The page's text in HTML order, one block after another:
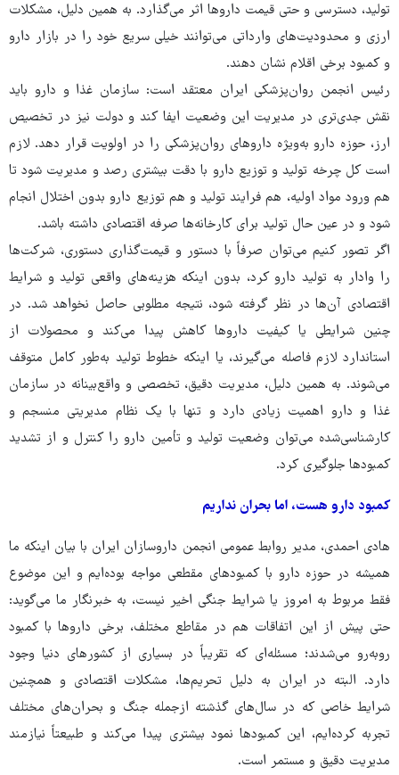
تولید، دسترسی و حتی قیمت داروها اثر می‌گذارد. به همین دلیل، مشکلات
ارزی و محدودیت‌های وارداتی می‌توانند خیلی سریع خود را در بازار دارو
و کمبود برخی اقلام نشان دهند.
رئیس انجمن روان‌پزشکی ایران معتقد است: سازمان غذا و دارو باید
نقش جدی‌تری در مدیریت این وضعیت ایفا کند و دولت نیز در تخصیص
ارز، حوزه دارو به‌ویژه داروهای روان‌پزشکی را در اولویت قرار دهد. لازم
است کل چرخه تولید و توزیع دارو با دقت بیشتری رصد و مدیریت شود تا
هم ورود مواد اولیه، هم فرایند تولید و هم توزیع دارو بدون اختلال انجام
شود و در عین حال تولید برای کارخانه‌ها صرفه اقتصادی داشته باشد.
اگر تصور کنیم می‌توان صرفاً با دستور و قیمت‌گذاری دستوری، شرکت‌ها
را وادار به تولید دارو کرد، بدون اینکه هزینه‌های واقعی تولید و شرایط
اقتصادی آن‌ها در نظر گرفته شود، نتیجه مطلوبی حاصل نخواهد شد. در
چنین شرایطی یا کیفیت داروها کاهش پیدا می‌کند و محصولات از
استاندارد لازم فاصله می‌گیرند، یا اینکه خطوط تولید به‌طور کامل متوقف
می‌شوند. به همین دلیل، مدیریت دقیق، تخصصی و واقع‌بینانه در سازمان
غذا و دارو اهمیت زیادی دارد و تنها با یک نظام مدیریتی منسجم و
کارشناسی‌شده می‌توان وضعیت تولید و تأمین دارو را کنترل و از تشدید
کمبودها جلوگیری کرد.
کمبود دارو هست، اما بحران نداریم
هادی احمدی، مدیر روابط عمومی انجمن داروسازان ایران با بیان اینکه ما
همیشه در حوزه دارو با کمبودهای مقطعی مواجه بوده‌ایم و این موضوع
فقط مربوط به امروز یا شرایط جنگی اخیر نیست، به خبرنگار ما می‌گوید:
حتی پیش از این اتفاقات هم در مقاطع مختلف، برخی داروها با کمبود
روبه‌رو می‌شدند؛ مسئله‌ای که تقریباً در بسیاری از کشورهای دنیا وجود
دارد. البته در ایران به دلیل تحریم‌ها، مشکلات اقتصادی و همچنین
شرایط خاصی که در سال‌های گذشته ازجمله جنگ و بحران‌های مختلف
تجربه کرده‌ایم، این کمبودها نمود بیشتری پیدا می‌کند و طبیعتاً نیازمند
مدیریت دقیق و مستمر است.